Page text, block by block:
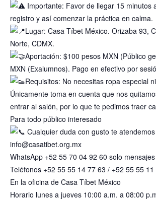
Importante: Favor de llegar 15 minutos
registro y así comenzar la práctica en calma.
Lugar: Casa Tíbet México. Orizaba 93,
Norte, CDMX.
Aportación: $100 pesos MXN (Público
MXN (Exalumnos). Pago en efectivo por
Requisitos: No necesitas ropa especial
Únicamente toma en cuenta que nos
entrar al salón, por lo que te pedimos traer
Para todo público interesado
Cualquier duda con gusto te
info@casatibet.org.mx
WhatsApp +52 55 70 04 92 60 solo mensajes
Teléfonos +52 55 55 14 77 63 / +52 55 55 11
En la oficina de Casa Tíbet México
Horario lunes a jueves 10:00 a.m. a 08:00